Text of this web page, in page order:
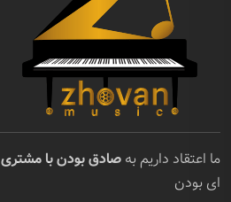
ما اعتقاد داریم به صادق بودن با مشتری
ای بودن